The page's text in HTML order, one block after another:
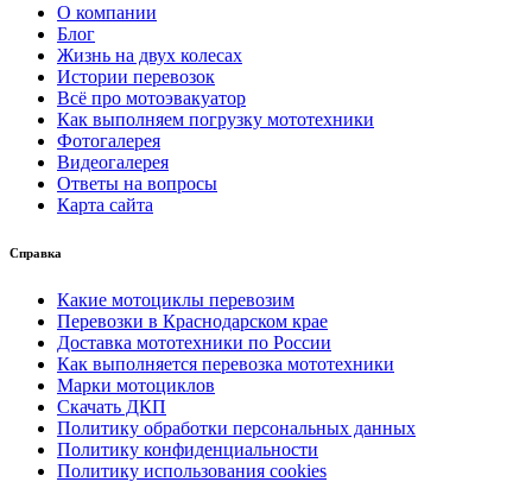
О компании
Блог
Жизнь на двух колесах
Истории перевозок
Всё про мотоэвакуатор
Как выполняем погрузку мототехники
Фотогалерея
Видеогалерея
Ответы на вопросы
Карта сайта
Справка
Какие мотоциклы перевозим
Перевозки в Краснодарском крае
Доставка мототехники по России
Как выполняется перевозка мототехники
Марки мотоциклов
Скачать ДКП
Политику обработки персональных данных
Политику конфиденциальности
Политику использования cookies